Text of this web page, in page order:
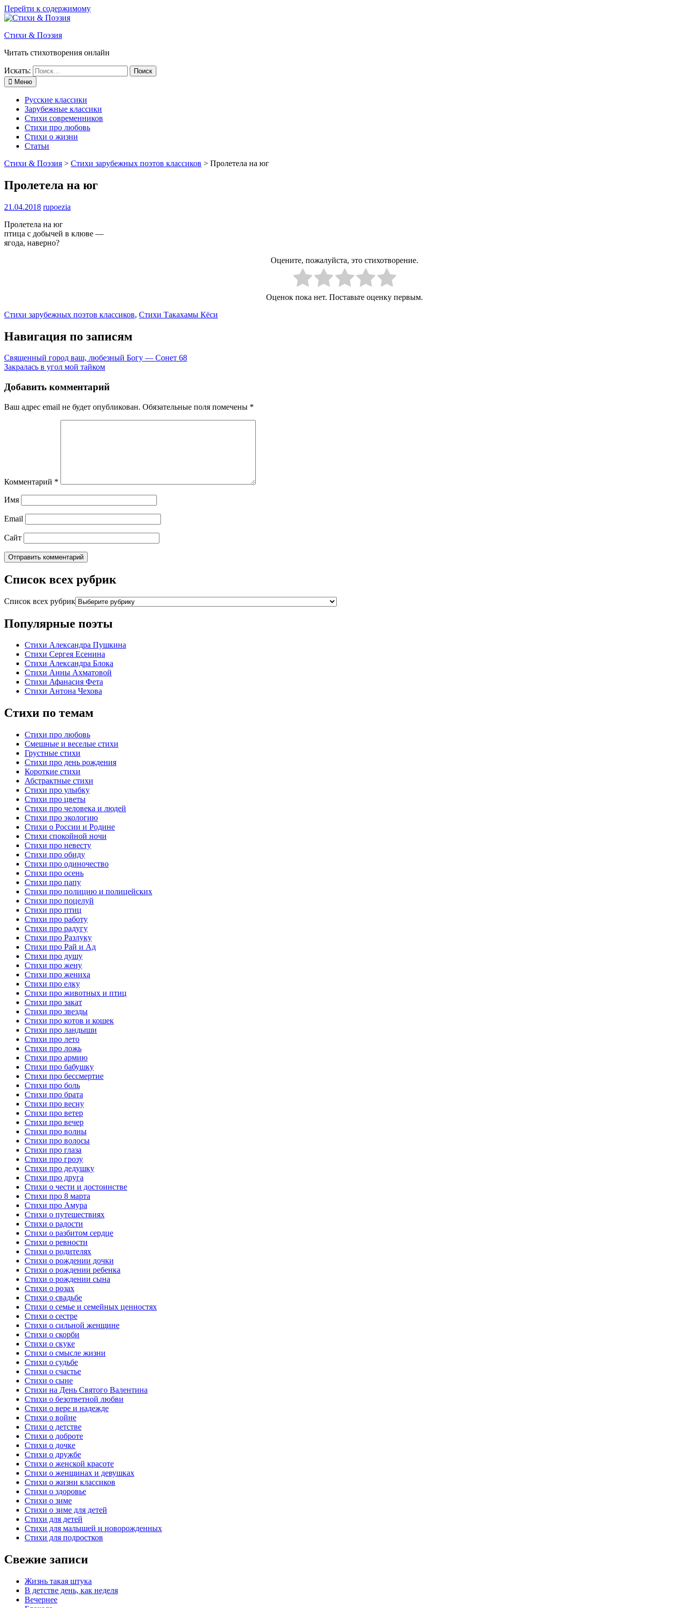
Перейти к содержимому
Стихи & Поэзия
Читать стихотворения онлайн
Искать:
Меню
Русские классики
Зарубежные классики
Стихи современников
Стихи про любовь
Стихи о жизни
Статьи
Стихи & Поэзия > Стихи зарубежных поэтов классиков > Пролетела на юг
Пролетела на юг
21.04.2018 rupoezia
Пролетела на юг
птица с добычей в клюве —
ягода, наверно?
Оцените, пожалуйста, это стихотворение.
Оценок пока нет. Поставьте оценку первым.
Стихи зарубежных поэтов классиков, Стихи Такахамы Кёси
Навигация по записям
Священный город ваш, любезный Богу — Сонет 68
Закралась в угол мой тайком
Добавить комментарий
Ваш адрес email не будет опубликован. Обязательные поля помечены *
Комментарий *
Имя
Email
Сайт
Список всех рубрик
Список всех рубрик
Популярные поэты
Стихи Александра Пушкина
Стихи Сергея Есенина
Стихи Александра Блока
Стихи Анны Ахматовой
Стихи Афанасия Фета
Стихи Антона Чехова
Стихи по темам
Стихи про любовь
Смешные и веселые стихи
Грустные стихи
Стихи про день рождения
Короткие стихи
Абстрактные стихи
Стихи про улыбку
Стихи про цветы
Стихи про человека и людей
Стихи про экологию
Стихи о России и Родине
Стихи спокойной ночи
Стихи про невесту
Стихи про обиду
Стихи про одиночество
Стихи про осень
Стихи про папу
Стихи про полицию и полицейских
Стихи про поцелуй
Стихи про птиц
Стихи про работу
Стихи про радугу
Стихи про Разлуку
Стихи про Рай и Ад
Стихи про душу
Стихи про жену
Стихи про жениха
Стихи про елку
Стихи про животных и птиц
Стихи про закат
Стихи про звезды
Стихи про котов и кошек
Стихи про ландыши
Стихи про лето
Стихи про ложь
Стихи про армию
Стихи про бабушку
Стихи про бессмертие
Стихи про боль
Стихи про брата
Стихи про весну
Стихи про ветер
Стихи про вечер
Стихи про волны
Стихи про волосы
Стихи про глаза
Стихи про грозу
Стихи про дедушку
Стихи про друга
Стихи о чести и достоинстве
Стихи про 8 марта
Стихи про Амура
Стихи о путешествиях
Стихи о радости
Стихи о разбитом сердце
Стихи о ревности
Стихи о родителях
Стихи о рождении дочки
Стихи о рождении ребенка
Стихи о рождении сына
Стихи о розах
Стихи о свадьбе
Стихи о семье и семейных ценностях
Стихи о сестре
Стихи о сильной женщине
Стихи о скорби
Стихи о скуке
Стихи о смысле жизни
Стихи о судьбе
Стихи о счастье
Стихи о сыне
Стихи на День Святого Валентина
Стихи о безответной любви
Стихи о вере и надежде
Стихи о войне
Стихи о детстве
Стихи о доброте
Стихи о дочке
Стихи о дружбе
Стихи о женской красоте
Стихи о женщинах и девушках
Стихи о жизни классиков
Стихи о здоровье
Стихи о зиме
Стихи о зиме для детей
Стихи для детей
Стихи для малышей и новорожденных
Стихи для подростков
Свежие записи
Жизнь такая штука
В детстве день, как неделя
Вечернее